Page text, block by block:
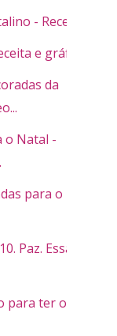
- Receita
e gráfico
da
o Natal -
para o
Paz. Essa é
para ter o